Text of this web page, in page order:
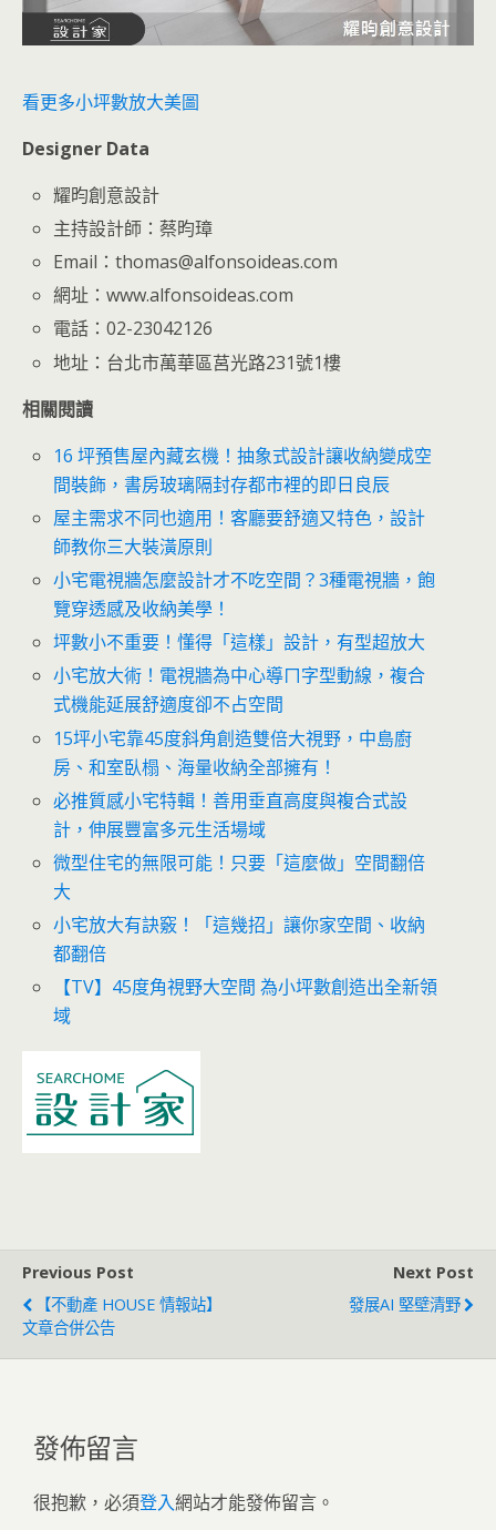
看更多小坪數放大美圖
Designer Data
耀昀創意設計
主持設計師：蔡昀璋
Email：thomas@alfonsoideas.com
網址：www.alfonsoideas.com
電話：02-23042126
地址：台北市萬華區莒光路231號1樓
相關閱讀
16 坪預售屋內藏玄機！抽象式設計讓收納變成空
間裝飾，書房玻璃隔封存都市裡的即日良辰
屋主需求不同也適用！客廳要舒適又特色，設計
師教你三大裝潢原則
小宅電視牆怎麼設計才不吃空間？3種電視牆，飽
覽穿透感及收納美學！
坪數小不重要！懂得「這樣」設計，有型超放大
小宅放大術！電視牆為中心導ㄇ字型動線，複合
式機能延展舒適度卻不占空間
15坪小宅靠45度斜角創造雙倍大視野，中島廚
房、和室臥榻、海量收納全部擁有！
必推質感小宅特輯！善用垂直高度與複合式設
計，伸展豐富多元生活場域
微型住宅的無限可能！只要「這麼做」空間翻倍
大
小宅放大有訣竅！「這幾招」讓你家空間、收納
都翻倍
【TV】45度角視野大空間 為小坪數創造出全新領
域
Previous Post
【不動產 HOUSE 情報站】
文章合併公告
Next Post
發展AI 堅壁清野
發佈留言
很抱歉，必須登入網站才能發佈留言。